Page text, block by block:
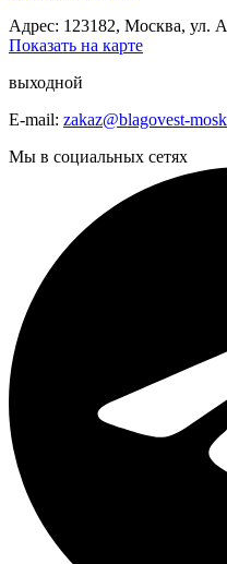
Адрес: 123182, Москва, ул.
Показать на карте
выходной
E-mail: zakaz@blagovest-
Мы в социальных сетях